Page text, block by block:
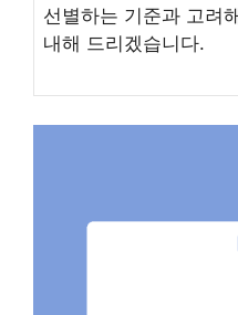
선별하는 기준과 고려
내해 드리겠습니다.